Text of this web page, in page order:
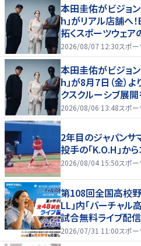
本田圭佑がビジョ
h」がリアル店舗へ
拓くスポーツウェ
2026/08/07 12:30スポー
本田圭佑がビジョ
h」が8月7日（金）
クスクルーシブ展
店舗へ、新宿POP
2026/08/06 13:48スポー
2年目のジャパンサ
投手の「K.O.H」か
2026/08/04 15:50スポー
第108回全国高校
LL」内「バーチャ
試合無料ライブ配
応援！夏を盛り上げ
2026/07/31 11:00スポー